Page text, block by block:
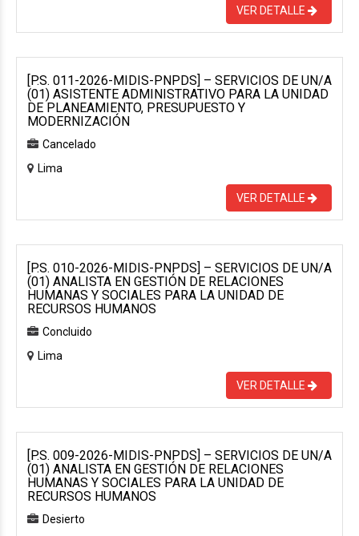
VER DETALLE
[P.S. 011-2026-MIDIS-PNPDS] – SERVICIOS DE UN/A
(01) ASISTENTE ADMINISTRATIVO PARA LA UNIDAD
DE PLANEAMIENTO, PRESUPUESTO Y
MODERNIZACIÓN
Cancelado
Lima
VER DETALLE
[P.S. 010-2026-MIDIS-PNPDS] – SERVICIOS DE UN/A
(01) ANALISTA EN GESTIÓN DE RELACIONES
HUMANAS Y SOCIALES PARA LA UNIDAD DE
RECURSOS HUMANOS
Concluido
Lima
VER DETALLE
[P.S. 009-2026-MIDIS-PNPDS] – SERVICIOS DE UN/A
(01) ANALISTA EN GESTIÓN DE RELACIONES
HUMANAS Y SOCIALES PARA LA UNIDAD DE
RECURSOS HUMANOS
Desierto